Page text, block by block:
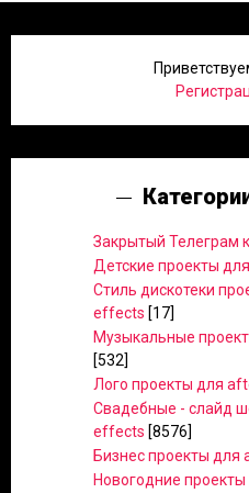
Закрытый Телеграм
Детские проекты
Стиль дискотеки
effects [17]
Музыкальные
[532]
Лого проекты для
Свадебные - слайд
effects [8576]
Бизнес проекты
Новогодние